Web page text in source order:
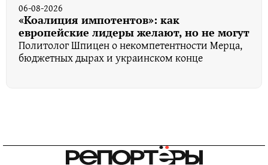
06-08-2026
«Коалиция импотентов»: как
европейские лидеры желают, но не могут
Политолог Шпицен о некомпетентности Мерца,
бюджетных дырах и украинском конце